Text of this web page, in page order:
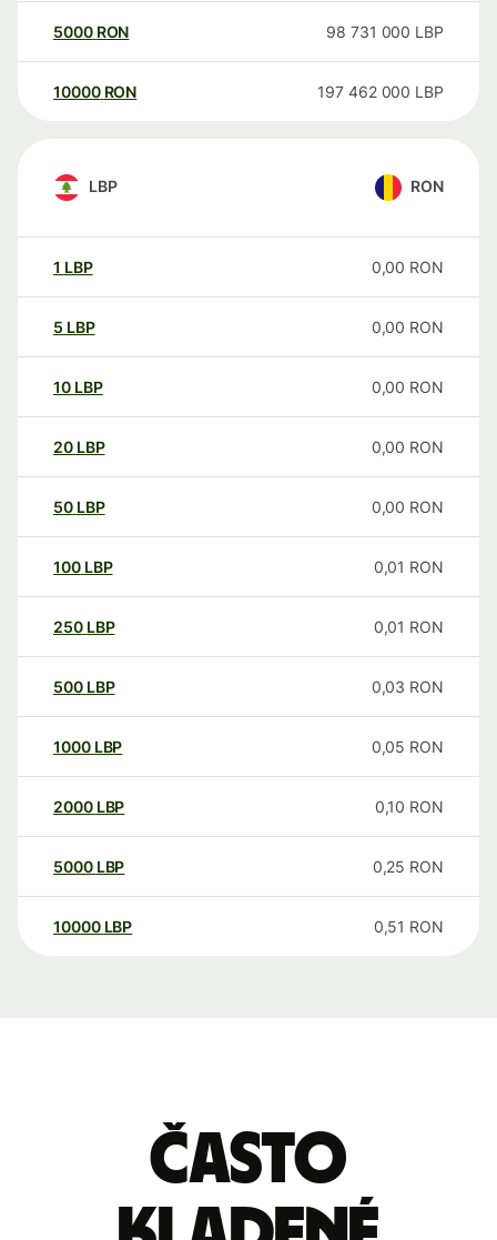
5000 RON 98 731 000 LBP
10000 RON 197 462 000 LBP
LBP RON
1 LBP 0,00 RON
5 LBP 0,00 RON
10 LBP 0,00 RON
20 LBP 0,00 RON
50 LBP 0,00 RON
100 LBP 0,01 RON
250 LBP 0,01 RON
500 LBP 0,03 RON
1000 LBP 0,05 RON
2000 LBP 0,10 RON
5000 LBP 0,25 RON
10000 LBP 0,51 RON
Často